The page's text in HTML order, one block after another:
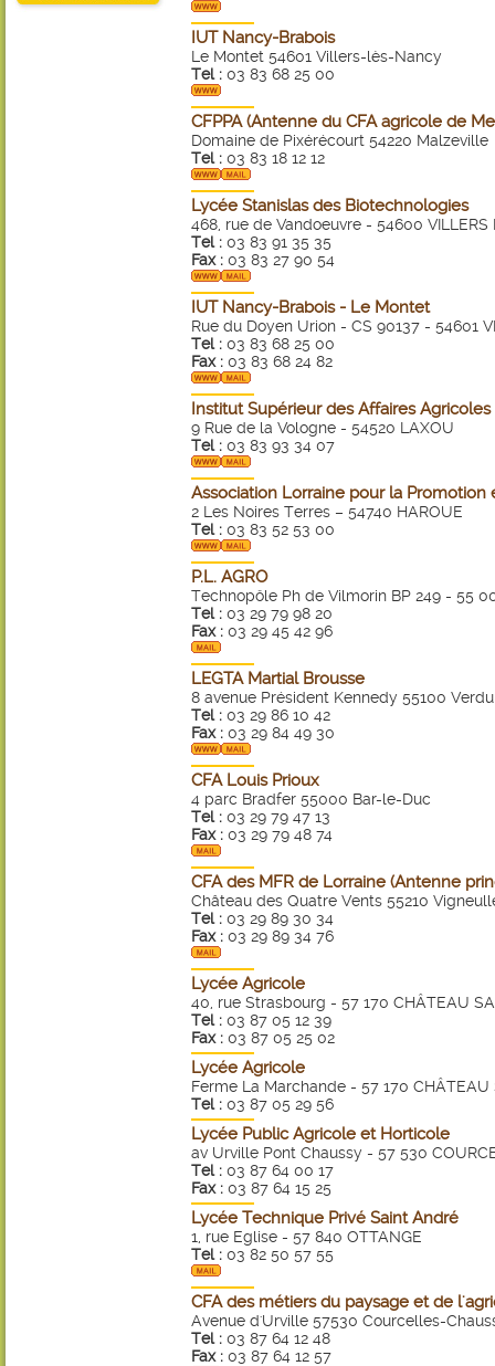
IUT Nancy-Brabois
Le Montet 54601 Villers-lès-Nancy
Tel : 03 83 68 25 00
CFPPA (Antenne du CFA agricole de
Domaine de Pixérécourt 54220 Malzeville
Tel : 03 83 18 12 12
Lycée Stanislas des Biotechnologies
468, rue de Vandoeuvre - 54600 VILLERS
Tel : 03 83 91 35 35
Fax : 03 83 27 90 54
IUT Nancy-Brabois - Le Montet
Rue du Doyen Urion - CS 90137 - 54601
Tel : 03 83 68 25 00
Fax : 03 83 68 24 82
Institut Supérieur des Affaires
9 Rue de la Vologne - 54520 LAXOU
Tel : 03 83 93 34 07
Association Lorraine pour la Promotion
2 Les Noires Terres – 54740 HAROUE
Tel : 03 83 52 53 00
P.L. AGRO
Technopôle Ph de Vilmorin BP 249 - 55
Tel : 03 29 79 98 20
Fax : 03 29 45 42 96
LEGTA Martial Brousse
8 avenue Président Kennedy 55100
Tel : 03 29 86 10 42
Fax : 03 29 84 49 30
CFA Louis Prioux
4 parc Bradfer 55000 Bar-le-Duc
Tel : 03 29 79 47 13
Fax : 03 29 79 48 74
CFA des MFR de Lorraine (Antenne
Château des Quatre Vents 55210
Tel : 03 29 89 30 34
Fax : 03 29 89 34 76
Lycée Agricole
40, rue Strasbourg - 57 170 CHÂTEAU
Tel : 03 87 05 12 39
Fax : 03 87 05 25 02
Lycée Agricole
Ferme La Marchande - 57 170 CHÂTEAU
Tel : 03 87 05 29 56
Lycée Public Agricole et Horticole
av Urville Pont Chaussy - 57 530
Tel : 03 87 64 00 17
Fax : 03 87 64 15 25
Lycée Technique Privé Saint André
1, rue Eglise - 57 840 OTTANGE
Tel : 03 82 50 57 55
CFA des métiers du paysage et de
Avenue d'Urville 57530 Courcelles-
Tel : 03 87 64 12 48
Fax : 03 87 64 12 57